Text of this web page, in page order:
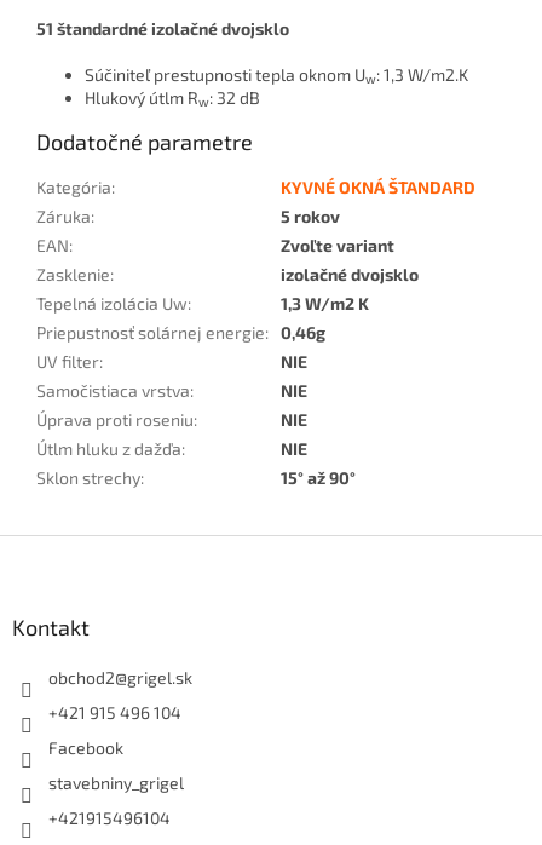
51 štandardné izolačné dvojsklo
Súčiniteľ prestupnosti tepla oknom Uw: 1,3 W/m2.K
Hlukový útlm Rw: 32 dB
Dodatočné parametre
Kategória:
KYVNÉ OKNÁ ŠTANDARD
Záruka:
5 rokov
EAN:
Zvoľte variant
Zasklenie:
izolačné dvojsklo
Tepelná izolácia Uw:
1,3 W/m2 K
Priepustnosť solárnej energie: 0,46g
UV filter:
NIE
Samočistiaca vrstva:
NIE
Úprava proti roseniu:
NIE
Útlm hluku z dažďa:
NIE
Sklon strechy: 15° až 90°
Kontakt
obchod2@grigel.sk
+421 915 496 104
Facebook
stavebniny_grigel
+421915496104